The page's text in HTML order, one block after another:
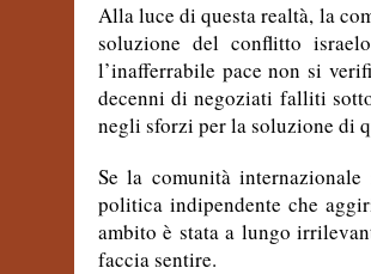
Alla luce di questa realtà, la
soluzione del conflitto
l’inafferrabile pace non si
decenni di negoziati falliti
negli sforzi per la soluzione di
Se la comunità
politica indipendente che
ambito è stata a lungo
faccia sentire.